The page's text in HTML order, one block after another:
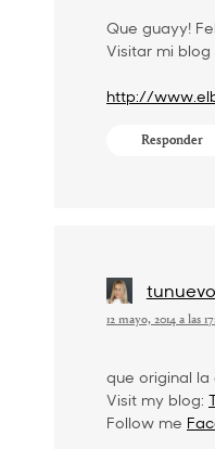
Que guayy!
Visitar mi
http://
Responder
12 mayo, 2014 a las
que original la
Visit my blog:
Follow me